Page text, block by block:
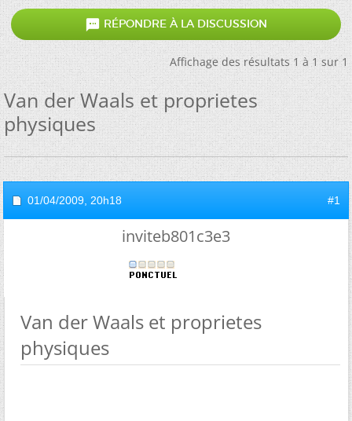
 RÉPONDRE À LA DISCUSSION
Affichage des résultats 1 à 1 sur 1
Van der Waals et proprietes
physiques
01/04/2009, 20h18 #1
inviteb801c3e3
Van der Waals et proprietes
physiques